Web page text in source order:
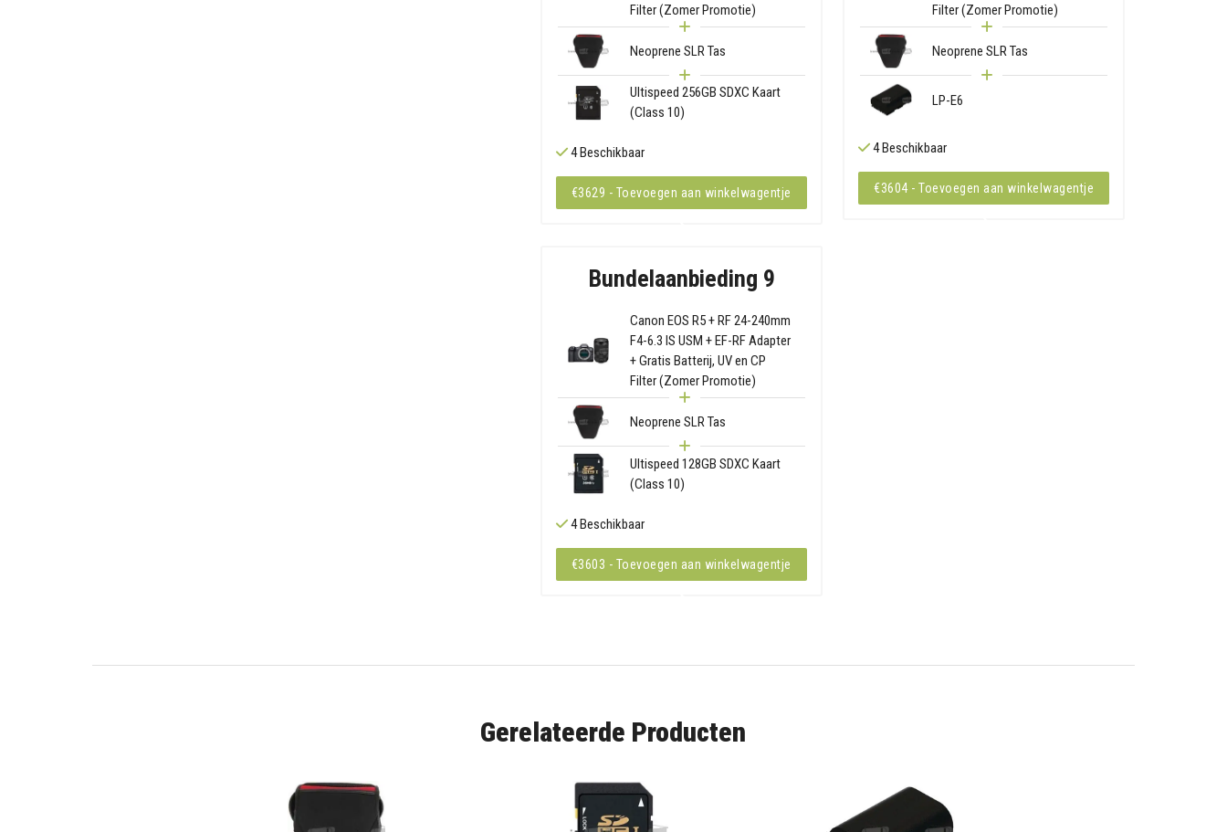
Filter (Zomer Promotie)
Neoprene SLR Tas
Ultispeed 256GB SDXC Kaart
(Class 10)
4 Beschikbaar
€3629 - Toevoegen aan winkelwagentje
Filter (Zomer Promotie)
Neoprene SLR Tas
LP-E6
4 Beschikbaar
€3604 - Toevoegen aan winkelwagentje
Bundelaanbieding 9
Canon EOS R5 + RF 24-240mm
F4-6.3 IS USM + EF-RF Adapter
+ Gratis Batterij, UV en CP
Filter (Zomer Promotie)
Neoprene SLR Tas
Ultispeed 128GB SDXC Kaart
(Class 10)
4 Beschikbaar
€3603 - Toevoegen aan winkelwagentje
Gerelateerde Producten